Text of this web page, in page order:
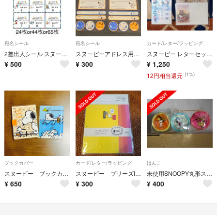
宛名シール
2差出人シール スヌーピー 1シート 24or 44or65枚×4シート
¥ 500
宛名シール
スヌーピーアドレス用ラベル2枚
¥ 300
カード/レター/ラッピング
スヌーピー レターセット 封筒 まとめて Hallmark PEANUTS
¥ 1,250
12円相当還元 (1%)
ブックカバー
スヌーピー ブックカバー 2点セット SNOOPY PEANUTS
¥ 650
カード/レター/ラッピング
スヌーピー プリーズII【レターセット】
¥ 300
はんこ
未使用SNOOPY丸形スタンプ3点セット
¥ 400